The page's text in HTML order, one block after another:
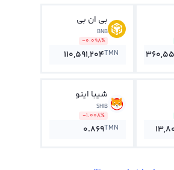
بی ان بی
BNB
-0.098%
110,591,204TMN
شیبا اینو
SHIB
-1.008%
0.869TMN